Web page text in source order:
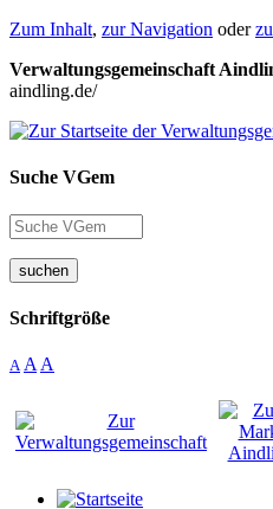
Zum Inhalt, zur Navigation oder
Verwaltungsgemeinschaft
aindling.de/
Suche VGem
suchen
Schriftgröße
A A A